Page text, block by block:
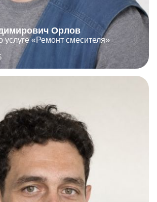
Орлов
услуге «Ремонт смесителя»